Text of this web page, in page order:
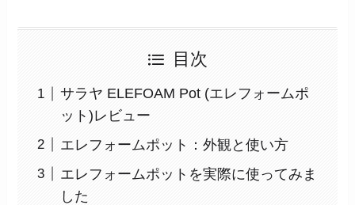
目次
サラヤ ELEFOAM Pot (エレフォームポ
ット)レビュー
エレフォームポット：外観と使い方
エレフォームポットを実際に使ってみま
した